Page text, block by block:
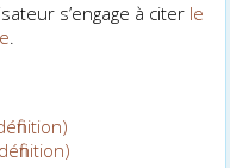
s’engage à citer le
.